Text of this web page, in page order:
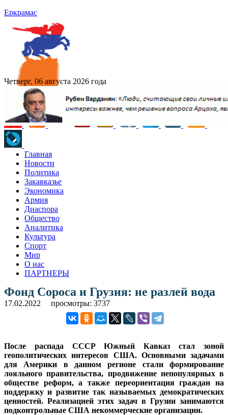
Еркрамас
Четверг, 06 августа 2026 года
Главная
Новости
Политика
Закавказье
Экономика
Армия
Диаспора
Общество
Аналитика
Культура
Спорт
Мир
О нас
ПАРТНЕРЫ
Фонд Сороса и Грузия: не разлей вода
17.02.2022 просмотры: 3737
После распада СССР Южный Кавказ стал зоной
геополитических интересов США. Основными задачами
для Америки в данном регионе стали формирование
лояльного правительства, продвижение непопулярных в
обществе реформ, а также переориентация граждан на
поддержку и развитие так называемых демократических
ценностей. Реализацией этих задач в Грузии занимаются
подконтрольные США некоммерческие организации.